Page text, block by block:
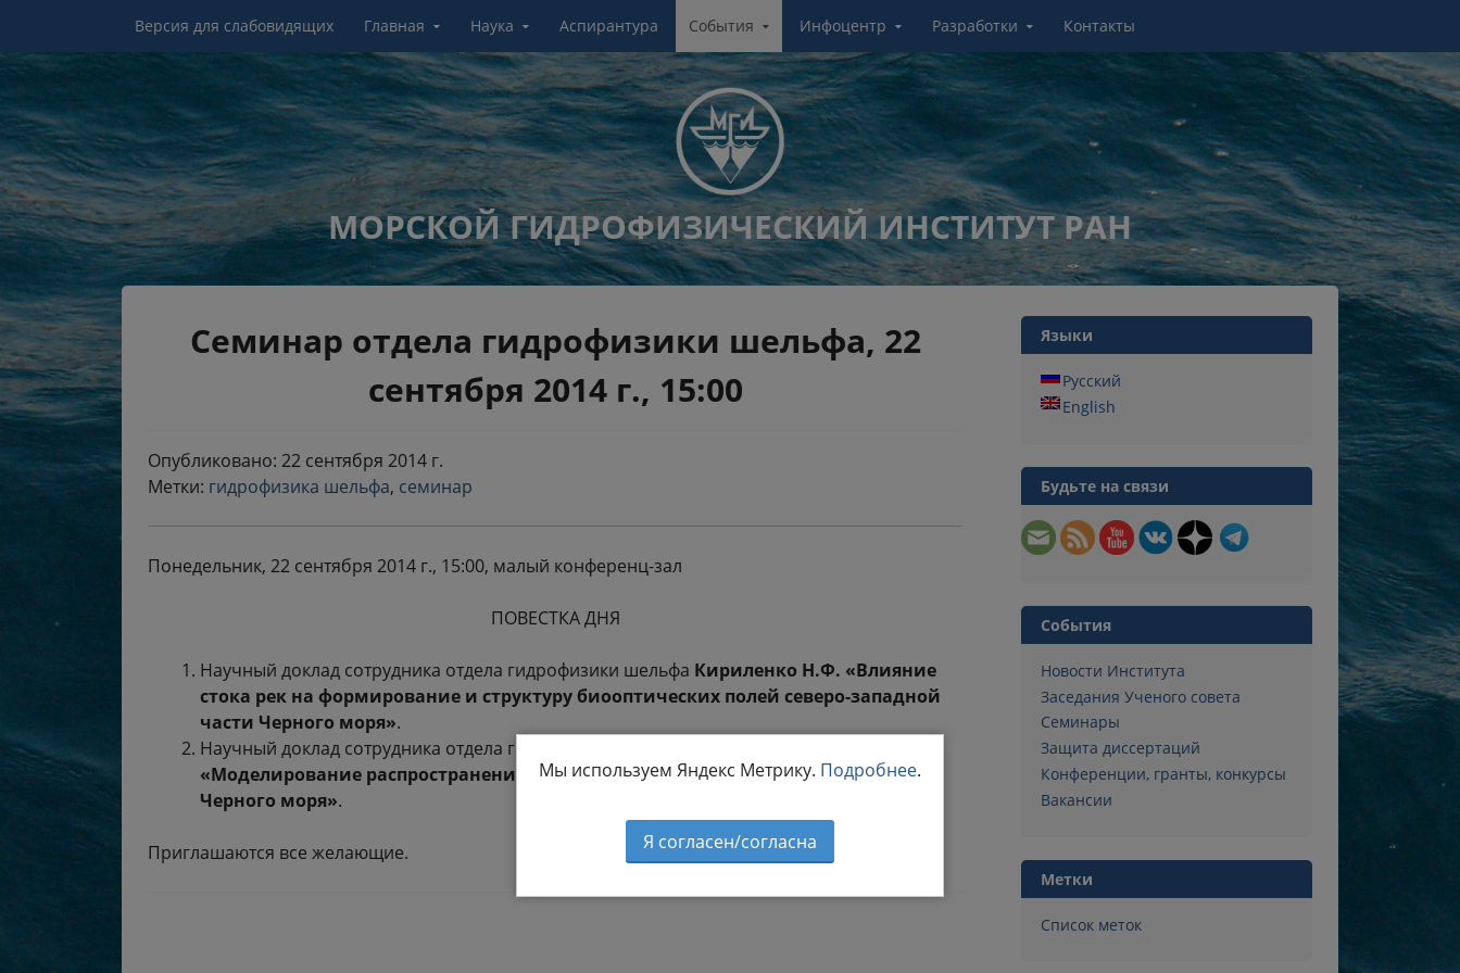
Версия для слабовидящих Главная Наука Аспирантура События Инфоцентр Разработки Контакты
МОРСКОЙ ГИДРОФИЗИЧЕСКИЙ ИНСТИТУТ РАН
Семинар отдела гидрофизики шельфа, 22
сентября 2014 г., 15:00
Опубликовано: 22 сентября 2014 г.
Метки: гидрофизика шельфа, семинар
Понедельник, 22 сентября 2014 г., 15:00, малый конференц-зал
ПОВЕСТКА ДНЯ
Научный доклад сотрудника отдела гидрофизики шельфа Кириленко Н.Ф. «Влияние
стока рек на формирование и структуру биооптических полей северо-западной
части Черного моря».
Научный доклад сотрудника отдела гидрофизики шельфа
«Моделирование распространения речных вод на северо-западном шельфе
Черного моря».
Приглашаются все желающие.
Языки
Русский
English
Будьте на связи
События
Новости Института
Заседания Ученого совета
Семинары
Защита диссертаций
Конференции, гранты, конкурсы
Вакансии
Метки
Список меток
Мы используем Яндекс Метрику. Подробнее.
Я согласен/согласна